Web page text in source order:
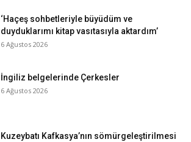
‘Haçeş sohbetleriyle büyüdüm ve
duyduklarımı kitap vasıtasıyla aktardım’
6 Ağustos 2026
İngiliz belgelerinde Çerkesler
6 Ağustos 2026
Kuzeybatı Kafkasya’nın sömürgeleştirilmesi